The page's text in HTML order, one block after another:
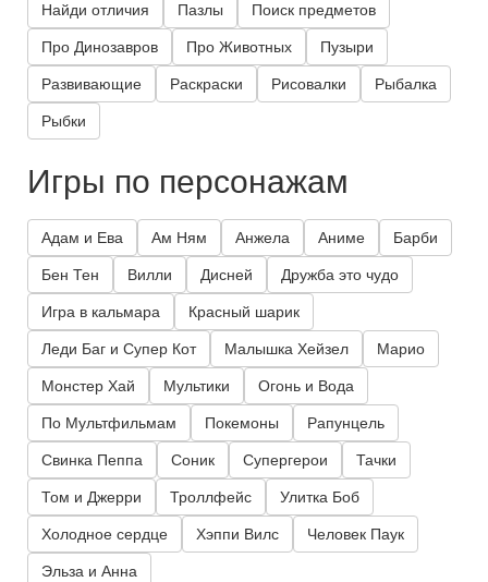
Найди отличия Пазлы Поиск предметов
Про Динозавров Про Животных Пузыри
Развивающие Раскраски Рисовалки Рыбалка
Рыбки
Игры по персонажам
Адам и Ева Ам Ням Анжела Аниме Барби
Бен Тен Вилли Дисней Дружба это чудо
Игра в кальмара Красный шарик
Леди Баг и Супер Кот Малышка Хейзел Марио
Монстер Хай Мультики Огонь и Вода
По Мультфильмам Покемоны Рапунцель
Свинка Пеппа Соник Супергерои Тачки
Том и Джерри Троллфейс Улитка Боб
Холодное сердце Хэппи Вилс Человек Паук
Эльза и Анна